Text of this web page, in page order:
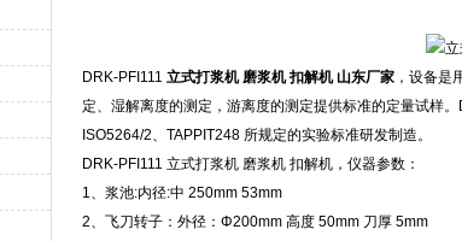
DRK-PFI111 立式打浆机 磨浆机 扣解机 山东厂家 ，设备是
定、湿解离度的测定，游离度的测定提供标准的定量试样
ISO5264/2、TAPPIT248 所规定的实验标准研发制造。
DRK-PFI111 立式打浆机 磨浆机 扣解机，仪器参数：
1、浆池:内径:中 250mm 53mm
2、飞刀转子：外径：Φ200mm 高度 50mm 刀厚 5mm